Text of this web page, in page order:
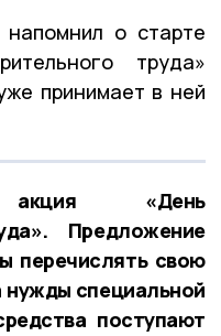
о старте
труда»
принимает в ней
«День
Предложение
перечислять свою
нужды специальной
поступают